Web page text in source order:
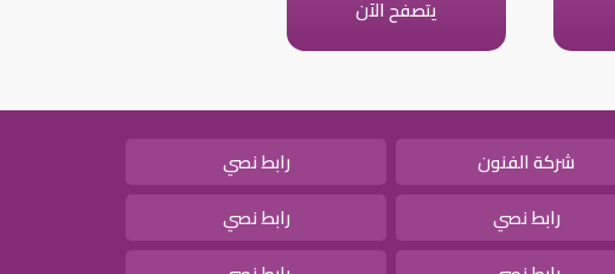
يتصفح الآن
شركة الفنون
رابط نصي
رابط نصي
رابط نصي